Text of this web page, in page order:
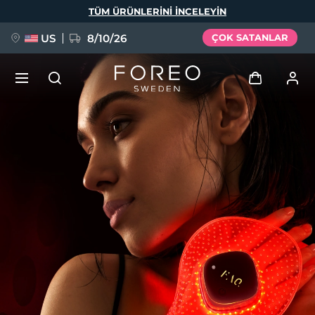
TÜM ÜRÜNLERINI INCELEYIN
US 8/10/26 ÇOK SATANLAR
Kullanici profi̇li̇
Cihazlarım
Siparişlerim
Adresim
Aboneliklerim
FAQ™ Pure Beauty-Tech Elixir
BREAKING NEWS
issa™ Teeth Whitening Set
Dil Seçimi
Deutsch
Español
Italiano
Português
Svenska
Русский
Türkçe
简体中文 繁體中文